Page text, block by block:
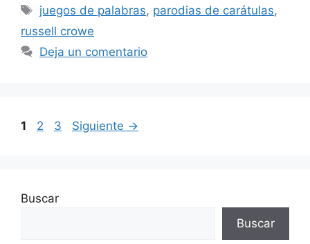
Etiquetas
juegos de palabras, parodias de carátulas,
russell crowe
Deja un comentario
Página
1 Página
2 Página
3 Siguiente →
Buscar
Buscar